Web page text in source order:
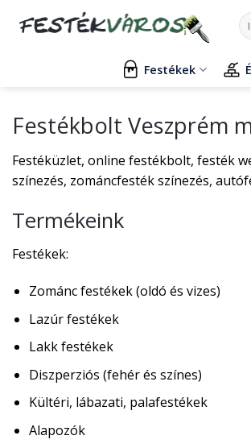
a
Festékek
Festékbolt Veszprém
Festéküzlet, online festékbolt, festék
színezés, zománcfesték színezés,
Termékeink
Festékek:
Zománc festékek (oldó és vizes)
Lazúr festékek
Lakk festékek
Diszperziós (fehér és színes)
Kültéri, lábazati, palafestékek
Alapozók